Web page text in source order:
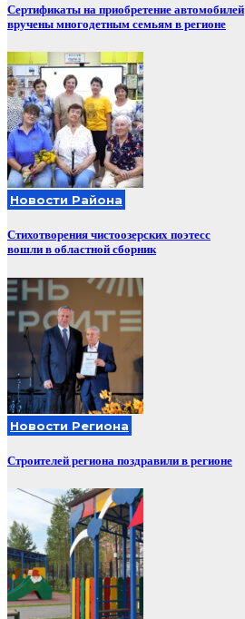
Сертификаты на приобретение автомобилей
вручены многодетным семьям в регионе
Новости Района
Стихотворения чистоозерских поэтесс
вошли в областной сборник
Новости Региона
Строителей региона поздравили в регионе